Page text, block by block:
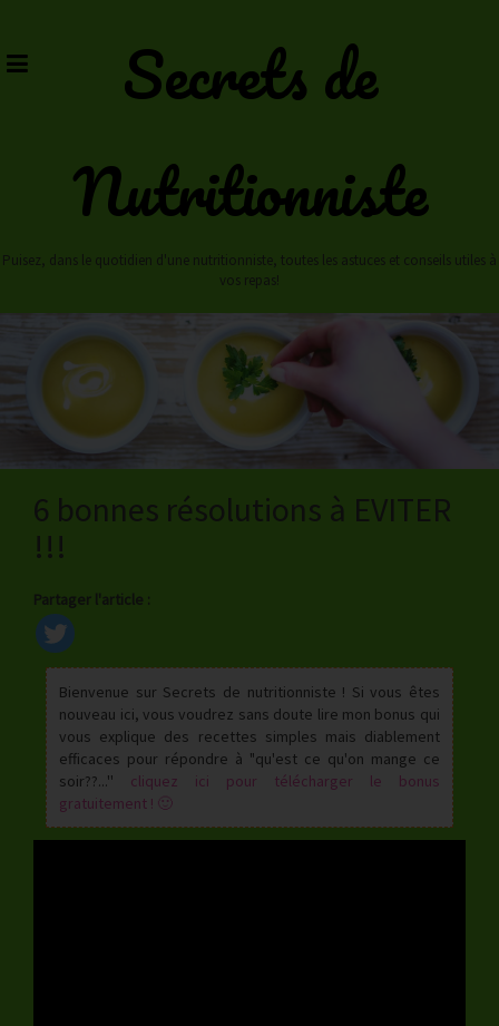
content
Secrets de
Nutritionniste
Puisez, dans le quotidien d'une nutritionniste, toutes les astuces et conseils utiles à
vos repas!
6 bonnes résolutions à EVITER
!!!
Partager l'article :
Bienvenue sur Secrets de nutritionniste ! Si vous êtes
nouveau ici, vous voudrez sans doute lire mon bonus qui
vous explique des recettes simples mais diablement
efficaces pour répondre à "qu'est ce qu'on mange ce
soir??...'' cliquez ici pour télécharger le bonus
gratuitement ! 🙂